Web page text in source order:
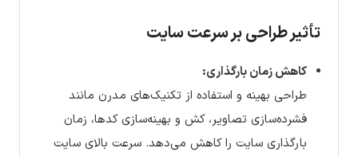
تأثیر طراحی بر سرعت سایت
کاهش زمان بارگذاری:
طراحی بهینه و استفاده از تکنیک‌های مدرن مانند
فشرده‌سازی تصاویر، کش و بهینه‌سازی کدها، زمان
بارگذاری سایت را کاهش می‌دهد. سرعت بالای سایت